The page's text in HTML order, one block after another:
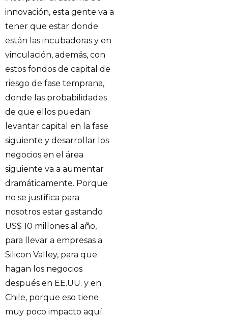
innovación, esta gente va a
tener que estar donde
están las incubadoras y en
vinculación, además, con
estos fondos de capital de
riesgo de fase temprana,
donde las probabilidades
de que ellos puedan
levantar capital en la fase
siguiente y desarrollar los
negocios en el área
siguiente va a aumentar
dramáticamente. Porque
no se justifica para
nosotros estar gastando
US$ 10 millones al año,
para llevar a empresas a
Silicon Valley, para que
hagan los negocios
después en EE.UU. y en
Chile, porque eso tiene
muy poco impacto aquí.